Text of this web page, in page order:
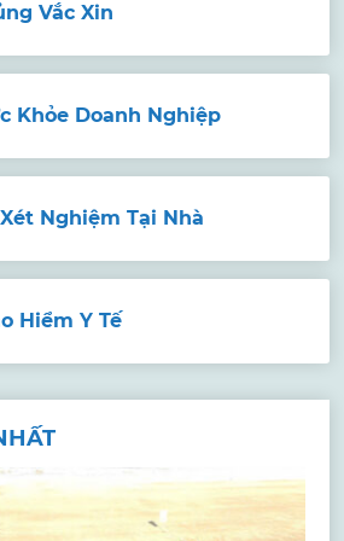
Vắc Xin
Khỏe Doanh Nghiệp
Nghiệm Tại Nhà
Hiểm Y Tế